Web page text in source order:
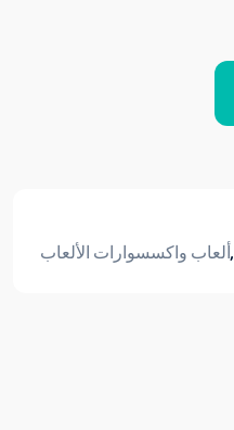
,ألعاب واكسسوارات الألعاب